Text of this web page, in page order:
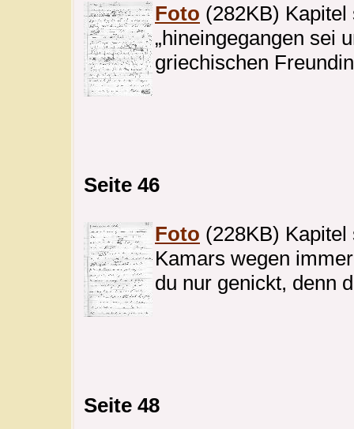
Foto (282KB) Kapitel
„hineingegangen sei
griechischen
Seite 46
Foto (228KB) Kapitel
Kamars wegen
du nur genickt, denn
Seite 48